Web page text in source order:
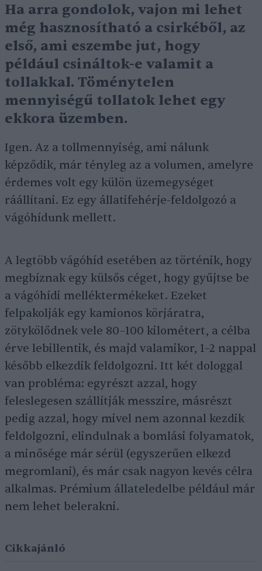
Ha arra gondolok, vajon mi lehet
még hasznosítható a csirkéből, az
első, ami eszembe jut, hogy
például csináltok-e valamit a
tollakkal. Töménytelen
mennyiségű tollatok lehet egy
ekkora üzemben.
Igen. Az a tollmennyiség, ami nálunk
képződik, már tényleg az a volumen, amelyre
érdemes volt egy külön üzemegységet
ráállítani. Ez egy állatifehérje-feldolgozó a
vágóhídunk mellett.
A legtöbb vágóhíd esetében az történik, hogy
megbíznak egy külsős céget, hogy gyűjtse be
a vágóhídi melléktermékeket. Ezeket
felpakolják egy kamionos körjáratra,
zötykölődnek vele 80–100 kilométert, a célba
érve lebillentik, és majd valamikor, 1–2 nappal
később elkezdik feldolgozni. Itt két dologgal
van probléma: egyrészt azzal, hogy
feleslegesen szállítják messzire, másrészt
pedig azzal, hogy mivel nem azonnal kezdik
feldolgozni, elindulnak a bomlási folyamatok,
a minősége már sérül (egyszerűen elkezd
megromlani), és már csak nagyon kevés célra
alkalmas. Prémium állateledelbe például már
nem lehet belerakni.
Cikkajánló